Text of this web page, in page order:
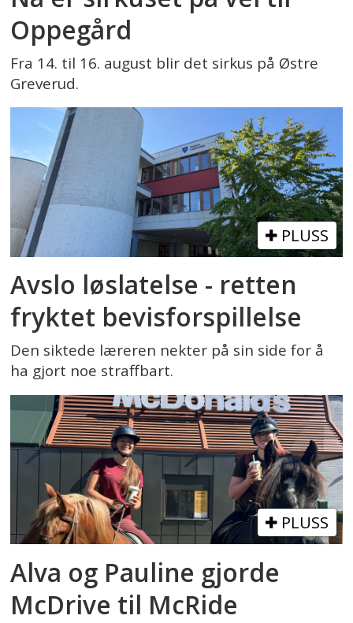
Oppegård
Fra 14. til 16. august blir det sirkus på Østre
Greverud.
PLUSS
Avslo løslatelse - retten
fryktet bevisforspillelse
Den siktede læreren nekter på sin side for å
ha gjort noe straffbart.
PLUSS
Alva og Pauline gjorde
McDrive til McRide